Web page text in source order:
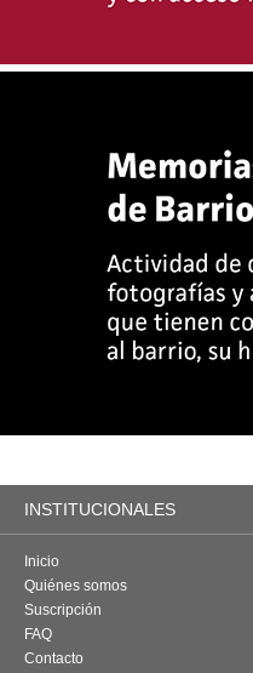
INSTITUCIONALES
Inicio
Quiénes somos
Suscripción
FAQ
Contacto